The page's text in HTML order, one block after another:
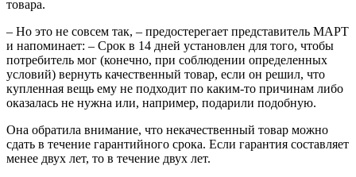
товара.
– Но это не совсем так, – предостерегает представитель МАРТ
и напоминает: – Срок в 14 дней установлен для того, чтобы
потребитель мог (конечно, при соблюдении определенных
условий) вернуть качественный товар, если он решил, что
купленная вещь ему не подходит по каким-то причинам либо
оказалась не нужна или, например, подарили подобную.
Она обратила внимание, что некачественный товар можно
сдать в течение гарантийного срока. Если гарантия составляет
менее двух лет, то в течение двух лет.